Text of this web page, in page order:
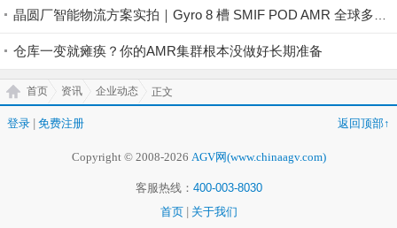
仓库一变就瘫痪？你的AMR集群根本没做好长期准备
首页 资讯 企业动态 正文
登录 免费注册 返回顶部↑
Copyright © 2008-2026 AGV网(www.chinaagv.com)
客服热线： 400-003-8030
首页
关于我们